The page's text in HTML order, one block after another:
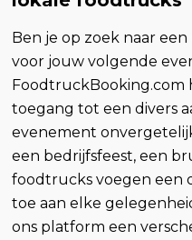
Ben je op zoek naar
voor jouw volgende
FoodtruckBooking.com
toegang tot een divers
evenement
een bedrijfsfeest, een
foodtrucks voegen een
toe aan elke
ons platform een